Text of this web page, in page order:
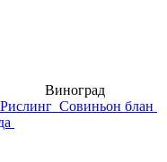
Виноград
Рислинг Совиньон блан